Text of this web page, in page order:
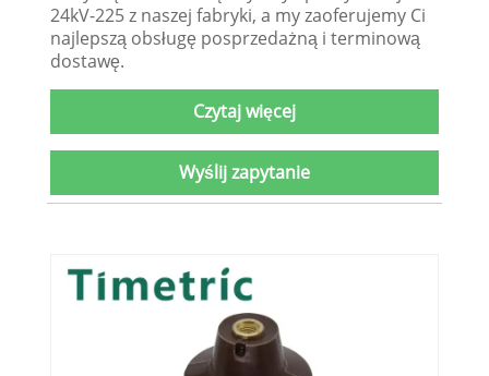
24kV-225 z naszej fabryki, a my zaoferujemy Ci
najlepszą obsługę posprzedażną i terminową
dostawę.
Czytaj więcej
Wyślij zapytanie